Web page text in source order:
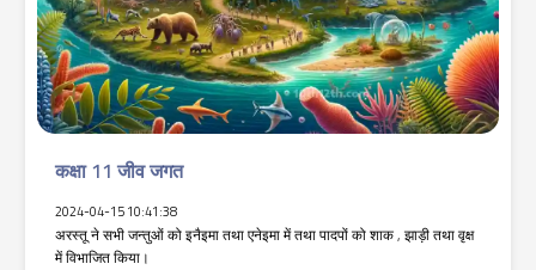
कक्षा 11 जीव जगत
2024-04-15 10:41:38
अरस्तू ने सभी जन्तुओं को इनैइमा तथा एनेइमा में तथा पादपों को शाक , झाड़ी तथा वृक्ष
में विभाजित किया।